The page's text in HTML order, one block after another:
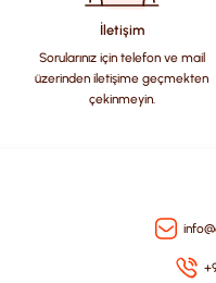
Bu ürüne benzer farklı
İletişim
Sorularınız için telefon ve mail
üzerinden iletişime geçmekten
çekinmeyin.